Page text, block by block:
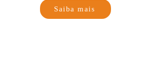
Saiba mais